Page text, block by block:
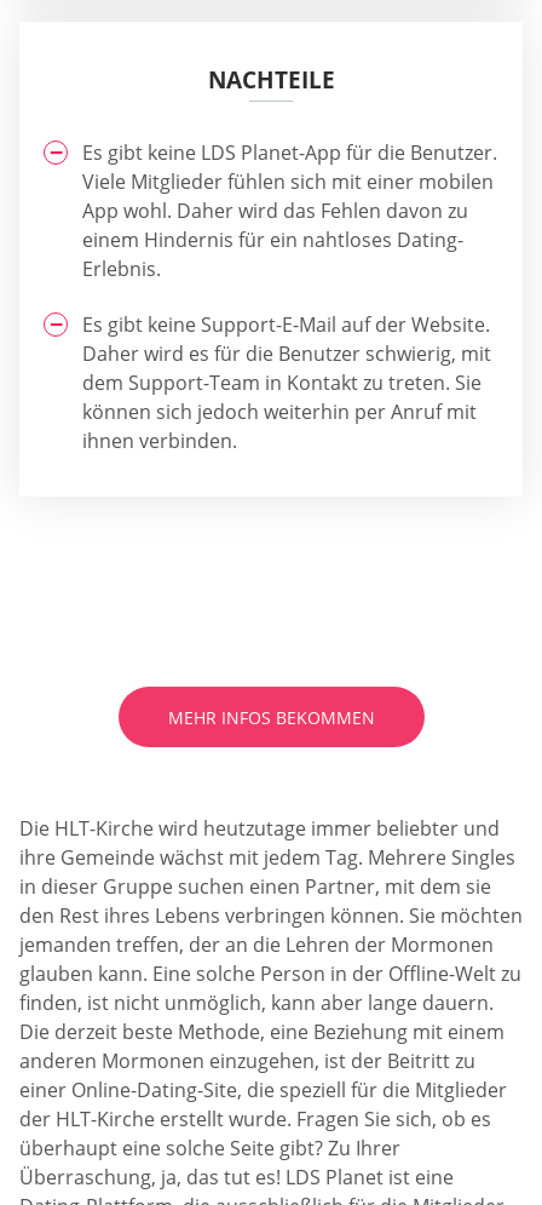
NACHTEILE
Es gibt keine LDS Planet-App für die Benutzer.
Viele Mitglieder fühlen sich mit einer mobilen
App wohl. Daher wird das Fehlen davon zu
einem Hindernis für ein nahtloses Dating-
Erlebnis.
Es gibt keine Support-E-Mail auf der Website.
Daher wird es für die Benutzer schwierig, mit
dem Support-Team in Kontakt zu treten. Sie
können sich jedoch weiterhin per Anruf mit
ihnen verbinden.
MEHR INFOS BEKOMMEN
Die HLT-Kirche wird heutzutage immer beliebter und
ihre Gemeinde wächst mit jedem Tag. Mehrere Singles
in dieser Gruppe suchen einen Partner, mit dem sie
den Rest ihres Lebens verbringen können. Sie möchten
jemanden treffen, der an die Lehren der Mormonen
glauben kann. Eine solche Person in der Offline-Welt zu
finden, ist nicht unmöglich, kann aber lange dauern.
Die derzeit beste Methode, eine Beziehung mit einem
anderen Mormonen einzugehen, ist der Beitritt zu
einer Online-Dating-Site, die speziell für die Mitglieder
der HLT-Kirche erstellt wurde. Fragen Sie sich, ob es
überhaupt eine solche Seite gibt? Zu Ihrer
Überraschung, ja, das tut es! LDS Planet ist eine